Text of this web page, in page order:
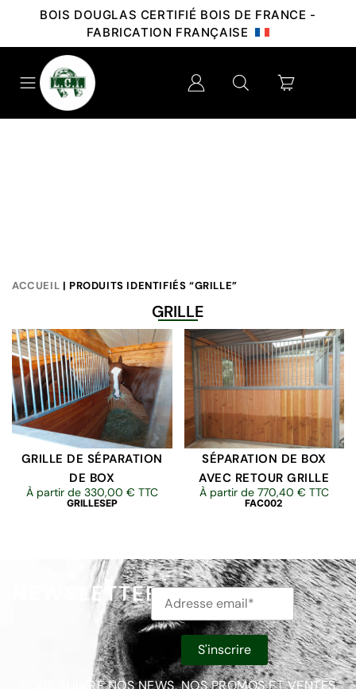
BOIS DOUGLAS CERTIFIÉ BOIS DE FRANCE -
FABRICATION FRANÇAISE
ACCUEIL | PRODUITS IDENTIFIÉS “GRILLE”
GRILLE
GRILLE DE SÉPARATION
DE BOX
À partir de 330,00 € TTC
GRILLESEP
SÉPARATION DE BOX
AVEC RETOUR GRILLE
À partir de 770,40 € TTC
FAC002
NEWSLETTER
POUR SUIVRE NOS NEWS, NOS PROMOS ET VENTES